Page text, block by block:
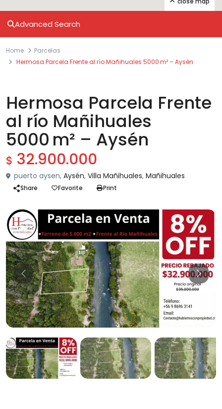
Advanced Search
Home
Parcelas
Hermosa Parcela Frente al río Mañihuales 5000 m² – Aysén
Hermosa Parcela Frente
al río Mañihuales
5000 m² – Aysén
$ 32.900.000
puerto aysen, Aysén, Villa Mañihuales, Mañihuales
Share Favorite Print
Previous